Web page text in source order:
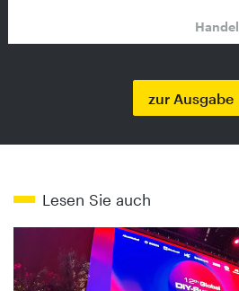
Handel
zur Ausgabe
Lesen Sie auch